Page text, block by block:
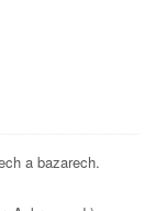
a bazarech.